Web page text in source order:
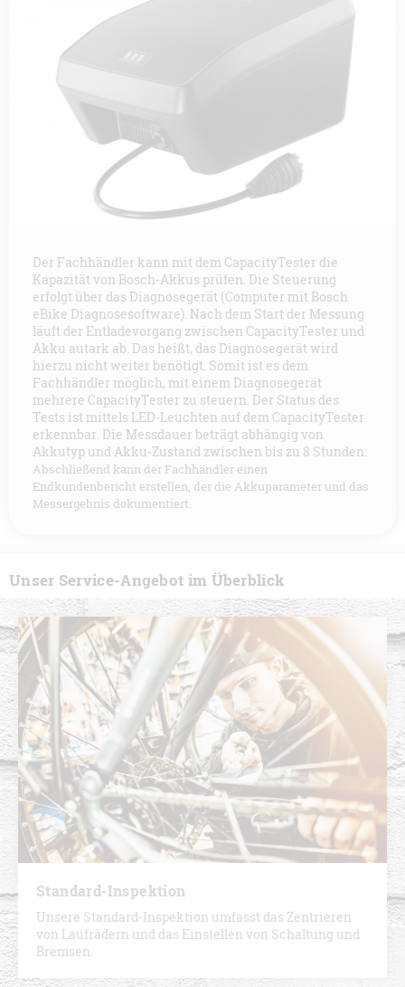
Der Fachhändler kann mit dem CapacityTester die
Kapazität von Bosch-Akkus prüfen. Die Steuerung
erfolgt über das Diagnosegerät (Computer mit Bosch
eBike Diagnosesoftware). Nach dem Start der Messung
läuft der Entladevorgang zwischen CapacityTester und
Akku autark ab. Das heißt, das Diagnosegerät wird
hierzu nicht weiter benötigt. Somit ist es dem
Fachhändler möglich, mit einem Diagnosegerät
mehrere CapacityTester zu steuern. Der Status des
Tests ist mittels LED-Leuchten auf dem CapacityTester
erkennbar. Die Messdauer beträgt abhängig von
Akkutyp und Akku-Zustand zwischen bis zu 8 Stunden:
Abschließend kann der Fachhändler einen
Endkundenbericht erstellen, der die Akkuparameter und das
Messergebnis dokumentiert.
Unser Service-Angebot im Überblick
Standard-Inspektion
Unsere Standard-Inspektion umfasst das Zentrieren
von Laufrädern und das Einstellen von Schaltung und
Bremsen.